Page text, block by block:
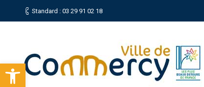
Ouvrir la barre d’outils
Standard : 03 29 91 02 18